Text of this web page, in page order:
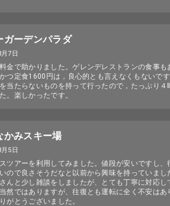
ガーデンパラダ
7日
金で助かりました。ゲレンデレストランの食事も
つ定食1600円は，良心的とも言えなくもないです
当たらないものを持って行ったので，たっぷり４
。楽しかったです。
かみスキー場
5日
ツアーを利用してみました。値段が安いですし、
ので良さそうだなと以前から興味を持っていまし
んと少し雑談をしましたが、とても丁寧に対応し
然ではありますが、往復とも運転に全く不安はあ
がとうございました。